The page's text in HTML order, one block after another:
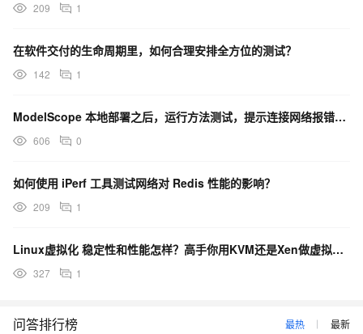
209 1
在软件交付的生命周期里，如何合理安排全方位的测试？
142 1
ModelScope 本地部署之后，运行方法测试，提示连接网络报错，想问本地部署之后也需要连接外网吗
606 0
如何使用 iPerf 工具测试网络对 Redis 性能的影响？
209 1
Linux虚拟化 稳定性和性能怎样？高手你用KVM还是Xen做虚拟化的？有啥测试结论可分享的？
327 1
问答排行榜 最热 最新